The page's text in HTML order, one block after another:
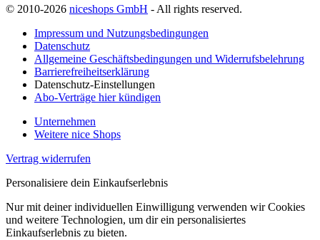
© 2010-2026 niceshops GmbH - All rights reserved.
Impressum und Nutzungsbedingungen
Datenschutz
Allgemeine Geschäftsbedingungen und Widerrufsbelehrung
Barrierefreiheitserklärung
Datenschutz-Einstellungen
Abo-Verträge hier kündigen
Unternehmen
Weitere nice Shops
Vertrag widerrufen
Personalisiere dein Einkaufserlebnis
Nur mit deiner individuellen Einwilligung verwenden wir Cookies
und weitere Technologien, um dir ein personalisiertes
Einkaufserlebnis zu bieten.